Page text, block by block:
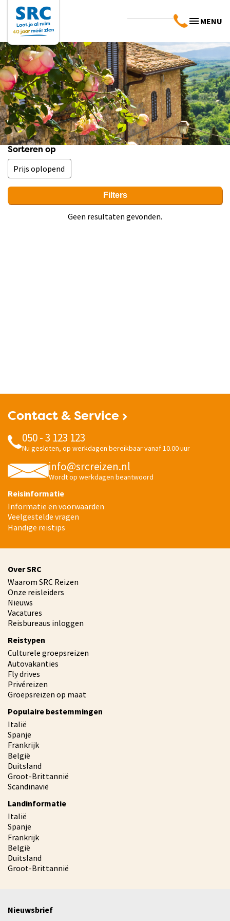
MENU
Sorteren op
Filters
Geen resultaten gevonden.
Contact & Service
050 - 3 123 123
Nu gesloten, op werkdagen bereikbaar vanaf 10.00 uur
info@srcreizen.nl
Wordt op werkdagen beantwoord
Reisinformatie
Informatie en voorwaarden
Veelgestelde vragen
Handige reistips
Over SRC
Waarom SRC Reizen
Onze reisleiders
Nieuws
Vacatures
Reisbureaus inloggen
Reistypen
Culturele groepsreizen
Autovakanties
Fly drives
Privéreizen
Groepsreizen op maat
Populaire bestemmingen
Italië
Spanje
Frankrijk
België
Duitsland
Groot-Brittannië
Scandinavië
Landinformatie
Italië
Spanje
Frankrijk
België
Duitsland
Groot-Brittannië
Nieuwsbrief